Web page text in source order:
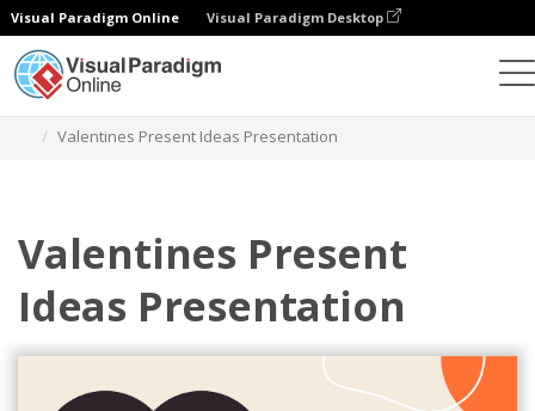
Visual Paradigm Online Visual Paradigm Desktop
Valentines Present Ideas Presentation
Valentines Present
Ideas Presentation